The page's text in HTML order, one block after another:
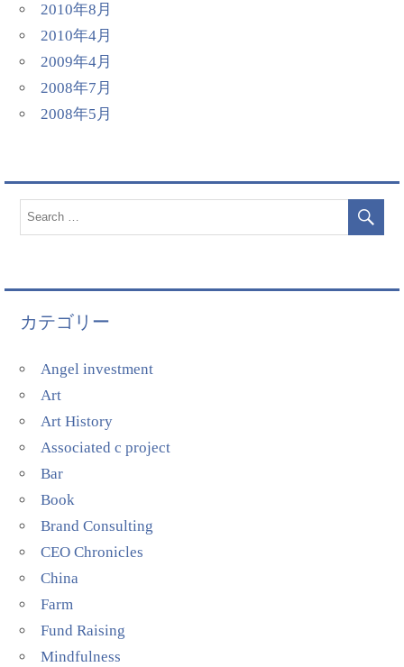
2010年8月
2010年4月
2009年4月
2008年7月
2008年5月
カテゴリー
Angel investment
Art
Art History
Associated c project
Bar
Book
Brand Consulting
CEO Chronicles
China
Farm
Fund Raising
Mindfulness